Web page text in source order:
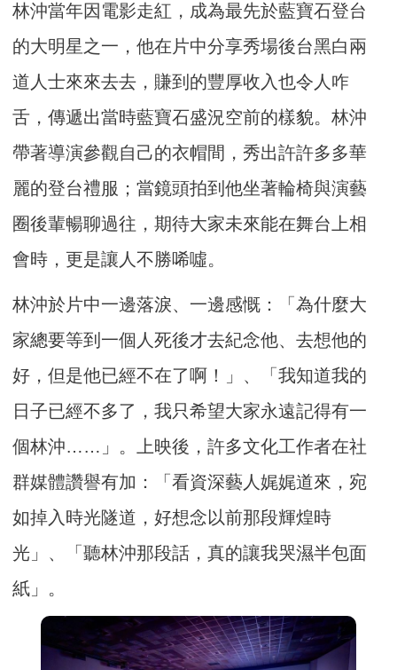
林沖當年因電影走紅，成為最先於藍寶石登台
的大明星之一，他在片中分享秀場後台黑白兩
道人士來來去去，賺到的豐厚收入也令人咋
舌，傳遞出當時藍寶石盛況空前的樣貌。林沖
帶著導演參觀自己的衣帽間，秀出許許多多華
麗的登台禮服；當鏡頭拍到他坐著輪椅與演藝
圈後輩暢聊過往，期待大家未來能在舞台上相
會時，更是讓人不勝唏噓。
林沖於片中一邊落淚、一邊感慨：「為什麼大
家總要等到一個人死後才去紀念他、去想他的
好，但是他已經不在了啊！」、「我知道我的
日子已經不多了，我只希望大家永遠記得有一
個林沖……」。上映後，許多文化工作者在社
群媒體讚譽有加：「看資深藝人娓娓道來，宛
如掉入時光隧道，好想念以前那段輝煌時
光」、「聽林沖那段話，真的讓我哭濕半包面
紙」。